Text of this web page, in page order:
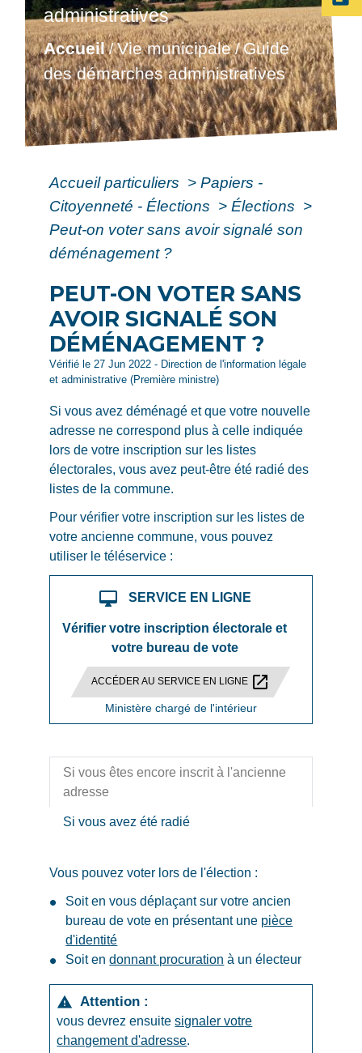
administratives
Accueil/Vie municipale/Guide
des démarches administratives
Accueil particuliers > Papiers -
Citoyenneté - Élections > Élections >
Peut-on voter sans avoir signalé son
déménagement ?
PEUT-ON VOTER SANS
AVOIR SIGNALÉ SON
DÉMÉNAGEMENT ?
Vérifié le 27 Jun 2022 - Direction de l'information légale
et administrative (Première ministre)
Si vous avez déménagé et que votre nouvelle
adresse ne correspond plus à celle indiquée
lors de votre inscription sur les listes
électorales, vous avez peut-être été radié des
listes de la commune.
Pour vérifier votre inscription sur les listes de
votre ancienne commune, vous pouvez
utiliser le téléservice :
desktop_mac SERVICE EN LIGNE
Vérifier votre inscription électorale et
votre bureau de vote
ACCÉDER AU SERVICE EN LIGNE open_in_new
Ministère chargé de l'intérieur
Si vous êtes encore inscrit à l'ancienne
adresse
Si vous avez été radié
Vous pouvez voter lors de l'élection :
Soit en vous déplaçant sur votre ancien
bureau de vote en présentant une pièce
d'identité
Soit endonnant procuration à un électeur
warning Attention :
vous devrez ensuitesignaler votre
changement d'adresse.